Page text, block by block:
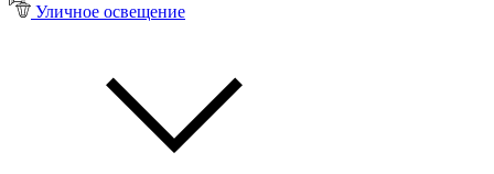
Уличное освещение